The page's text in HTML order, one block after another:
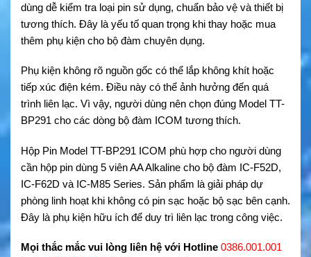
dùng dễ kiểm tra loại pin sử dụng, chuẩn bảo vệ và thiết bị
tương thích. Đây là yếu tố quan trọng khi thay hoặc mua
thêm phụ kiện cho bộ đàm chuyên dụng.
Phụ kiện không rõ nguồn gốc có thể lắp không khít hoặc
tiếp xúc điện kém. Điều này có thể ảnh hưởng đến quá
trình liên lạc. Vì vậy, người dùng nên chọn đúng Model TT-
BP291 cho các dòng bộ đàm ICOM tương thích.
Hộp Pin Model TT-BP291 ICOM phù hợp cho người dùng
cần hộp pin dùng 5 viên AA Alkaline cho bộ đàm IC-F52D,
IC-F62D và IC-M85 Series. Sản phẩm là giải pháp dự
phòng linh hoạt khi không có pin sạc hoặc bộ sạc bên cạnh.
Đây là phụ kiện hữu ích để duy trì liên lạc trong công việc.
Mọi thắc mắc vui lòng liên hệ với Hotline 0386.001.001